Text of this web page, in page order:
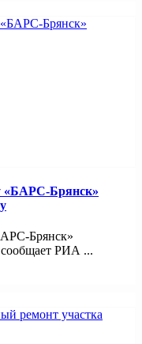
«БАРС-Брянск»
Брянск»
РИА ...